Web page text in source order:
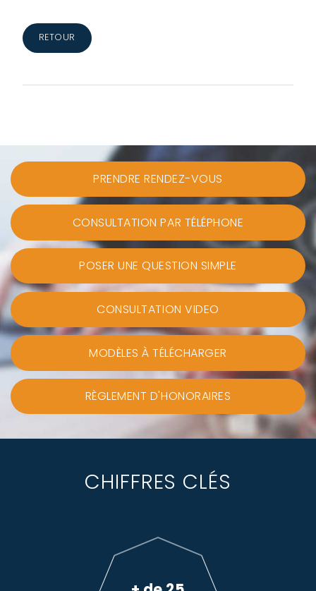
RETOUR
PRENDRE RENDEZ-VOUS
CONSULTATION PAR TÉLÉPHONE
POSER UNE QUESTION SIMPLE
CONSULTATION VIDEO
MODÈLES À TÉLÉCHARGER
RÈGLEMENT D'HONORAIRES
CHIFFRES CLÉS